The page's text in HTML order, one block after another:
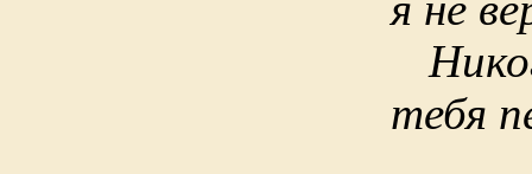
тебя